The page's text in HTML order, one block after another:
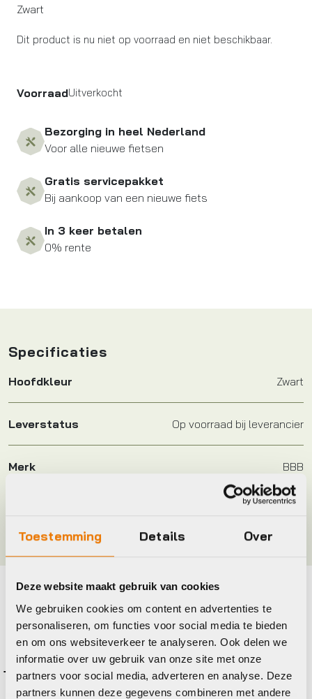
Toestemming Details Over
Deze website maakt gebruik van cookies
We gebruiken cookies om content en advertenties te
personaliseren, om functies voor social media te bieden
en om ons websiteverkeer te analyseren. Ook delen we
informatie over uw gebruik van onze site met onze
partners voor social media, adverteren en analyse. Deze
partners kunnen deze gegevens combineren met andere
Zwart
Dit product is nu niet op voorraad en niet beschikbaar.
VoorraadUitverkocht
Bezorging in heel Nederland
Voor alle nieuwe fietsen
Gratis servicepakket
Bij aankoop van een nieuwe fiets
In 3 keer betalen
0% rente
Specificaties
Hoofdkleur Zwart
Leverstatus Op voorraad bij leverancier
Merk BBB
MAT ZWART
Maak je fiets compleet
Bekijk alle accessoires
BBB